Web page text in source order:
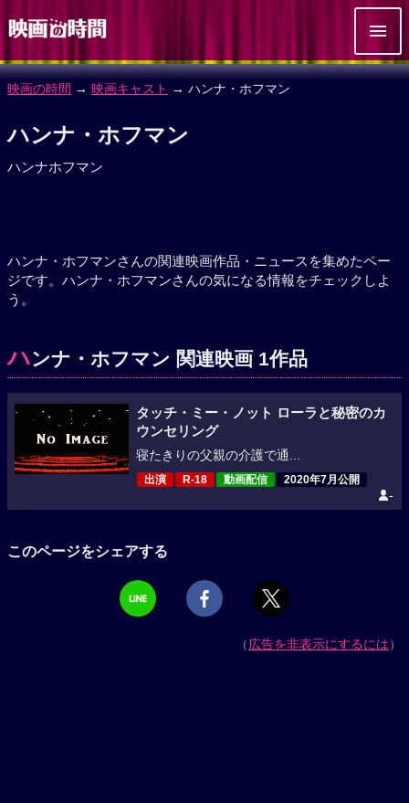
映画の時間 → 映画キャスト → ハンナ・ホフマン
ハンナ・ホフマン
ハンナホフマン
ハンナ・ホフマンさんの関連映画作品・ニュースを集めたペー
ジです。ハンナ・ホフマンさんの気になる情報をチェックしよ
う。
ハンナ・ホフマン 関連映画 1作品
タッチ・ミー・ノット ローラと秘密のカ
ウンセリング
寝たきりの父親の介護で通...
出演 R-18 動画配信 2020年7月公開
-
このページをシェアする
（広告を非表示にするには）